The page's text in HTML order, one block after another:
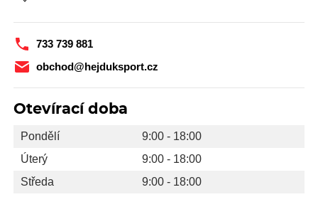
733 739 881
obchod@hejduksport.cz
Otevírací doba
Pondělí
9:00 - 18:00
Úterý
9:00 - 18:00
Středa
9:00 - 18:00